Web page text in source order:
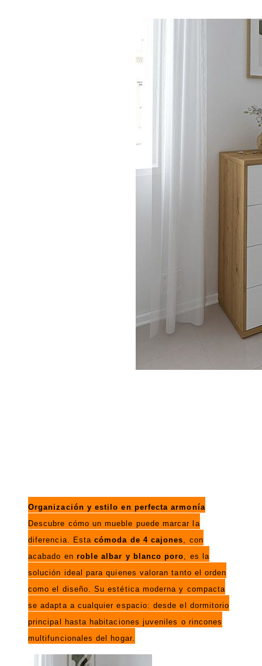
Organización y estilo en perfecta armonía
Descubre cómo un mueble puede marcar la
diferencia. Estacómoda de 4 cajones, con
acabado en roble albar y blanco poro, es la
solución ideal para quienes valoran tanto el orden
como el diseño. Su estética moderna y compacta
se adapta a cualquier espacio: desde el dormitorio
principal hasta habitaciones juveniles o rincones
multifuncionales del hogar.